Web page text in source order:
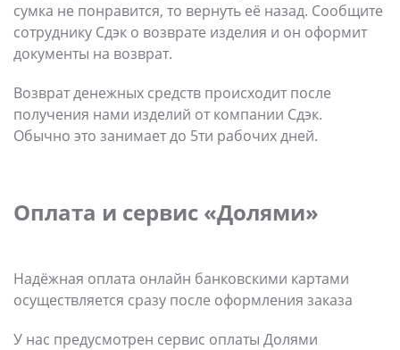
сумка не понравится, то вернуть её назад. Сообщите
сотруднику Сдэк о возврате изделия и он оформит
документы на возврат.
Возврат денежных средств происходит после
получения нами изделий от компании Сдэк.
Обычно это занимает до 5ти рабочих дней.
Оплата и сервис «Долями»
Надёжная оплата онлайн банковскими картами
осуществляется сразу после оформления заказа
У нас предусмотрен сервис оплаты Долями